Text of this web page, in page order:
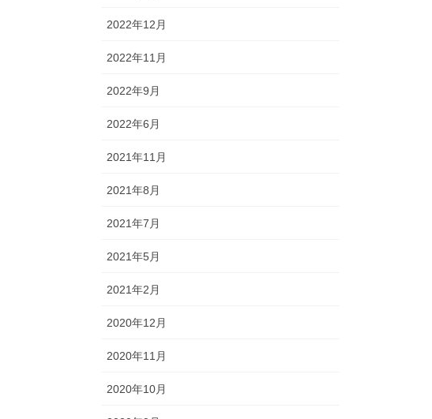
2022年12月
2022年11月
2022年9月
2022年6月
2021年11月
2021年8月
2021年7月
2021年5月
2021年2月
2020年12月
2020年11月
2020年10月